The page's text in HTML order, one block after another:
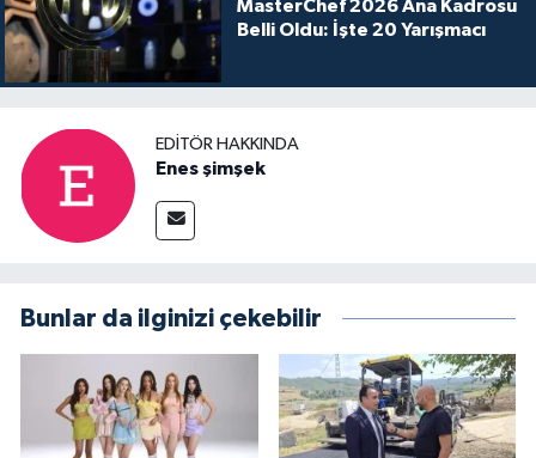
MasterChef 2026 Ana Kadrosu
Belli Oldu: İşte 20 Yarışmacı
EDITÖR HAKKINDA
Enes şimşek
Bunlar da ilginizi çekebilir